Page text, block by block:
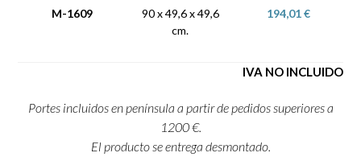
M-1609
90 x 49,6 x 49,6
cm.
194,01 €
IVA NO INCLUIDO
Portes incluidos en península a partir de pedidos superiores a
1200 €.
El producto se entrega desmontado.